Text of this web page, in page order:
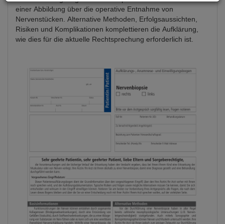
einer Abbildung über die operative Entnahme von
Nervenstücken. Alternative Methoden, Erfolgsaussichten,
Risiken und Komplikationen komplettieren die Aufklärung,
wie dies für die aktuelle Rechtsprechung erforderlich ist.